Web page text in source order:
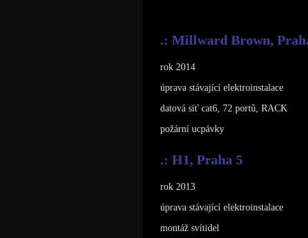
.: Millward Brown,
rok 2014
úprava stávající elektroinstalace
datová síť cat6, 72 portů, RACK
požární ucpávky
.: H1, Praha 5
rok 2013
úprava stávající elektroinstalace
montáž svítidel